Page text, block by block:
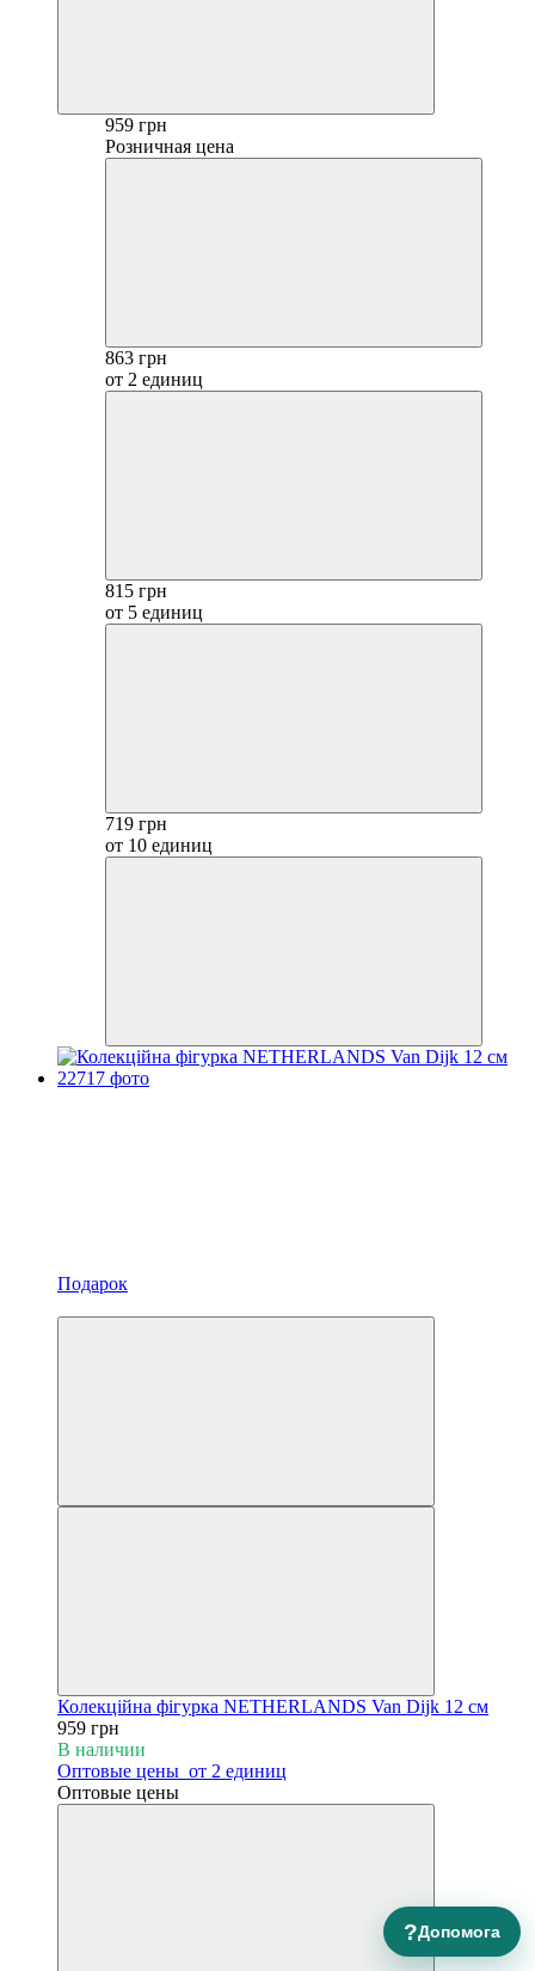
959 грн
Розничная цена
863 грн
от 2 единиц
815 грн
от 5 единиц
719 грн
от 10 единиц
Подарок
Колекційна фігурка NETHERLANDS Van Dijk 12 см
959 грн
В наличии
Оптовые цены от 2 единиц
Оптовые цены
?Допомога